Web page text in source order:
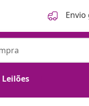
Leilões